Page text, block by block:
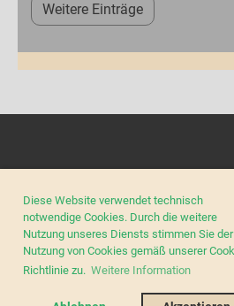
Diese Website verwendet technisch
notwendige Cookies. Durch die weitere
Nutzung unseres Diensts stimmen Sie der
Nutzung von Cookies gemäß unserer
Richtlinie zu. Weitere Information
Weitere Einträge
© Barrierefrei - Sei
Impressum